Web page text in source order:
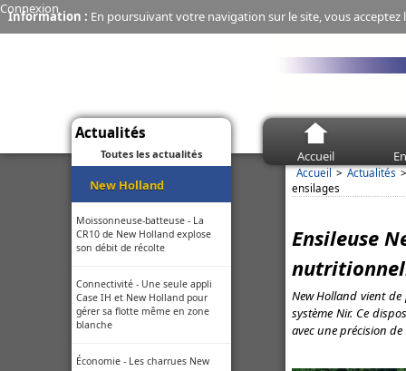
Information : En poursuivant votre navigation sur le site, vous
Connexion
Accueil
Actualités
Toutes les actualités
New Holland
Moissonneuse-batteuse - La
CR10 de New Holland explose
son débit de récolte
Connectivité - Une seule appli
Case IH et New Holland pour
gérer sa flotte même en zone
blanche
Économie - Les charrues New
Accueil
Actualités
ensilages
Ensileuse
New Holland vient
système Nir. Ce
avec une précision de